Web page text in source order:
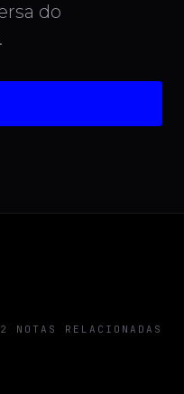
do
2 NOTAS RELACIONADAS